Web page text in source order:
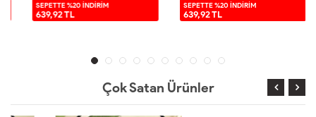
SEPETTE %20 İNDİRİM
639,92 TL
SEPETTE %20 İNDİRİM
639,92 TL
Çok Satan Ürünler